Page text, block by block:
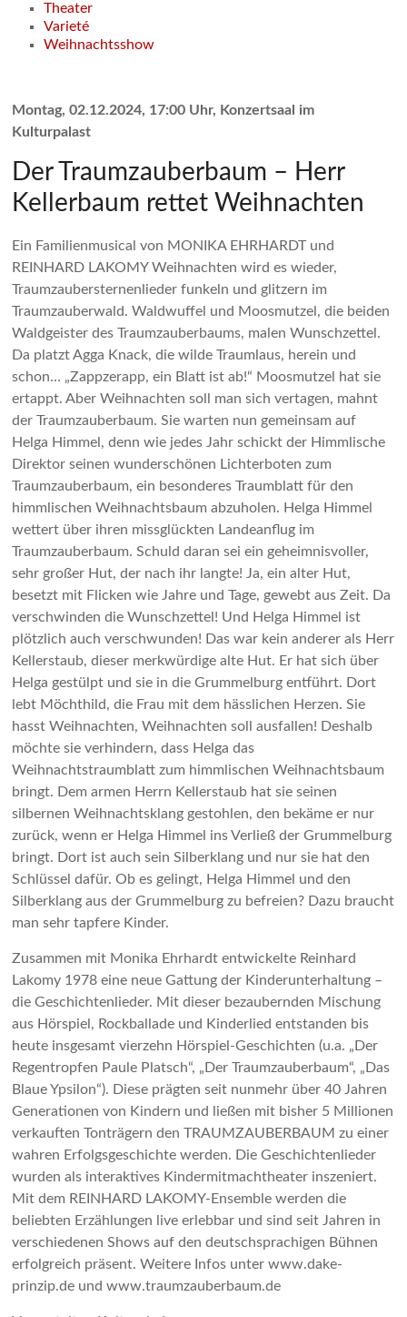
Theater
Varieté
Weihnachtsshow
Montag, 02.12.2024, 17:00 Uhr, Konzertsaal im
Kulturpalast
Der Traumzauberbaum – Herr
Kellerbaum rettet Weihnachten
Ein Familienmusical von MONIKA EHRHARDT und
REINHARD LAKOMY Weihnachten wird es wieder,
Traumzaubersternenlieder funkeln und glitzern im
Traumzauberwald. Waldwuffel und Moosmutzel, die beiden
Waldgeister des Traumzauberbaums, malen Wunschzettel.
Da platzt Agga Knack, die wilde Traumlaus, herein und
schon… „Zappzerapp, ein Blatt ist ab!“ Moosmutzel hat sie
ertappt. Aber Weihnachten soll man sich vertagen, mahnt
der Traumzauberbaum. Sie warten nun gemeinsam auf
Helga Himmel, denn wie jedes Jahr schickt der Himmlische
Direktor seinen wunderschönen Lichterboten zum
Traumzauberbaum, ein besonderes Traumblatt für den
himmlischen Weihnachtsbaum abzuholen. Helga Himmel
wettert über ihren missglückten Landeanflug im
Traumzauberbaum. Schuld daran sei ein geheimnisvoller,
sehr großer Hut, der nach ihr langte! Ja, ein alter Hut,
besetzt mit Flicken wie Jahre und Tage, gewebt aus Zeit. Da
verschwinden die Wunschzettel! Und Helga Himmel ist
plötzlich auch verschwunden! Das war kein anderer als Herr
Kellerstaub, dieser merkwürdige alte Hut. Er hat sich über
Helga gestülpt und sie in die Grummelburg entführt. Dort
lebt Möchthild, die Frau mit dem hässlichen Herzen. Sie
hasst Weihnachten, Weihnachten soll ausfallen! Deshalb
möchte sie verhindern, dass Helga das
Weihnachtstraumblatt zum himmlischen Weihnachtsbaum
bringt. Dem armen Herrn Kellerstaub hat sie seinen
silbernen Weihnachtsklang gestohlen, den bekäme er nur
zurück, wenn er Helga Himmel ins Verließ der Grummelburg
bringt. Dort ist auch sein Silberklang und nur sie hat den
Schlüssel dafür. Ob es gelingt, Helga Himmel und den
Silberklang aus der Grummelburg zu befreien? Dazu braucht
man sehr tapfere Kinder.
Zusammen mit Monika Ehrhardt entwickelte Reinhard
Lakomy 1978 eine neue Gattung der Kinderunterhaltung –
die Geschichtenlieder. Mit dieser bezaubernden Mischung
aus Hörspiel, Rockballade und Kinderlied entstanden bis
heute insgesamt vierzehn Hörspiel-Geschichten (u.a. „Der
Regentropfen Paule Platsch“, „Der Traumzauberbaum“, „Das
Blaue Ypsilon“). Diese prägten seit nunmehr über 40 Jahren
Generationen von Kindern und ließen mit bisher 5 Millionen
verkauften Tonträgern den TRAUMZAUBERBAUM zu einer
wahren Erfolgsgeschichte werden. Die Geschichtenlieder
wurden als interaktives Kindermitmachtheater inszeniert.
Mit dem REINHARD LAKOMY-Ensemble werden die
beliebten Erzählungen live erlebbar und sind seit Jahren in
verschiedenen Shows auf den deutschsprachigen Bühnen
erfolgreich präsent. Weitere Infos unter www.dake-
prinzip.de und www.traumzauberbaum.de